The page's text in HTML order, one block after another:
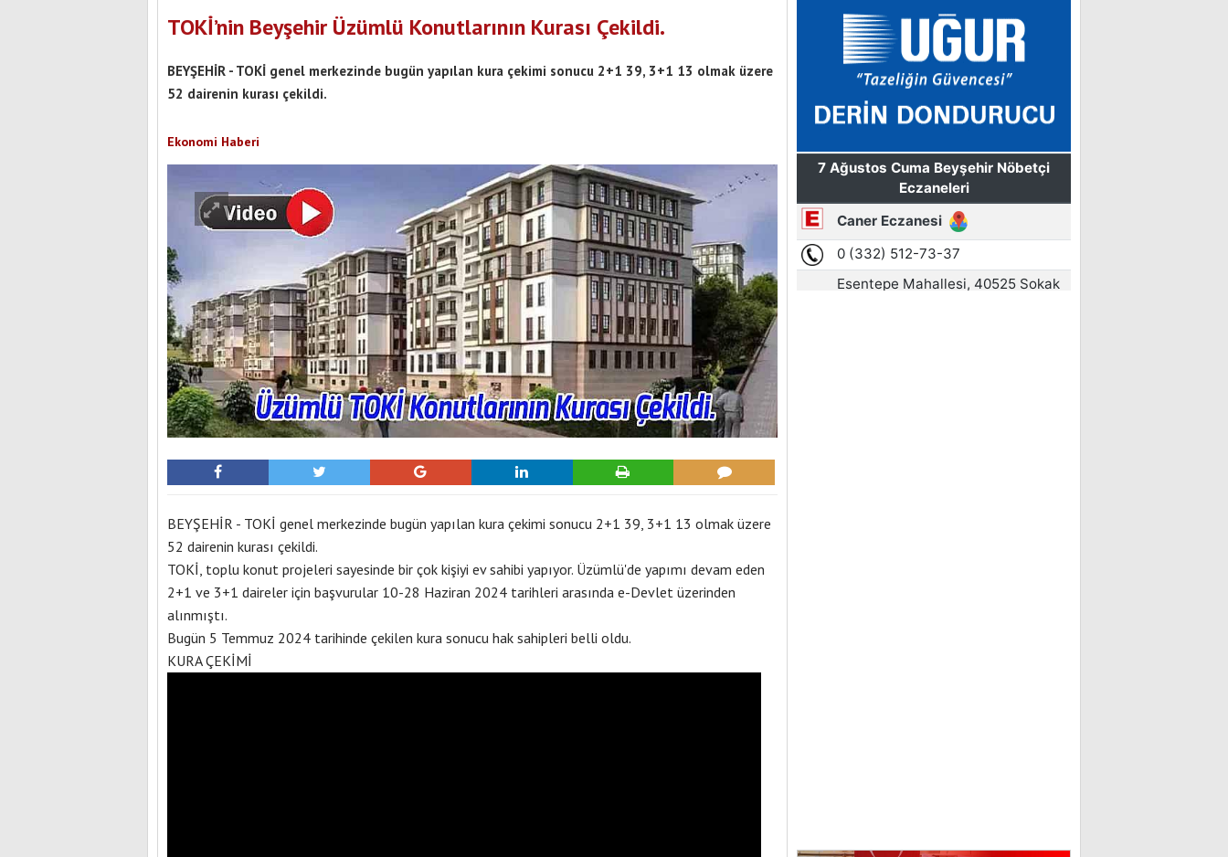
TOKİ’nin Beyşehir Üzümlü Konutlarının Kurası Çekildi.
BEYŞEHİR - TOKİ genel merkezinde bugün yapılan kura çekimi sonucu 2+1 39, 3+1 13 olmak üzere
52 dairenin kurası çekildi.
Ekonomi Haberi
BEYŞEHİR - TOKİ genel merkezinde bugün yapılan kura çekimi sonucu 2+1 39, 3+1 13 olmak üzere
52 dairenin kurası çekildi.
TOKİ, toplu konut projeleri sayesinde bir çok kişiyi ev sahibi yapıyor. Üzümlü'de yapımı devam eden
2+1 ve 3+1 daireler için başvurular 10-28 Haziran 2024 tarihleri arasında e-Devlet üzerinden
alınmıştı.
Bugün 5 Temmuz 2024 tarihinde çekilen kura sonucu hak sahipleri belli oldu.
KURA ÇEKİMİ